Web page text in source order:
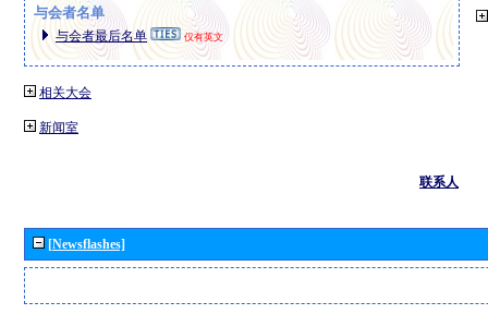
与会者名单
与会者最后名单 仅有英文
相关大会
新闻室
联系人
[Newsflashes]